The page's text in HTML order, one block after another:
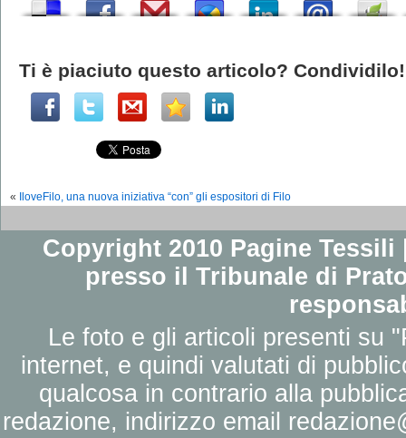
Ti è piaciuto questo articolo? Condividilo!
« IloveFilo, una nuova iniziativa “con” gli espositori di Filo
Copyright 2010 Pagine
presso il Tribunale di
Le foto e gli articoli presenti su
internet, e quindi valutati di
qualcosa in contrario alla
redazione, indirizzo email